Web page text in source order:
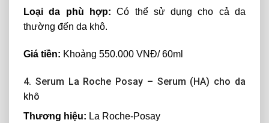
Loại da phù hợp: Có thể sử dụng cho cả da
thường đến da khô.
Giá tiền: Khoảng 550.000 VNĐ/ 60ml
4. Serum La Roche Posay – Serum (HA) cho da
khô
Thương hiệu: La Roche-Posay